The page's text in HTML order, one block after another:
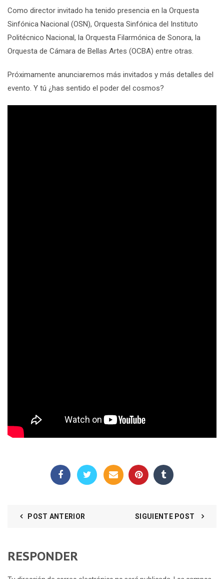
Como director invitado ha tenido presencia en la Orquesta
Sinfónica Nacional (OSN), Orquesta Sinfónica del Instituto
Politécnico Nacional, la Orquesta Filarmónica de Sonora, la
Orquesta de Cámara de Bellas Artes (OCBA) entre otras.
Próximamente anunciaremos más invitados y más detalles del
evento. Y tú ¿has sentido el poder del cosmos?
POST ANTERIOR SIGUIENTE POST
RESPONDER